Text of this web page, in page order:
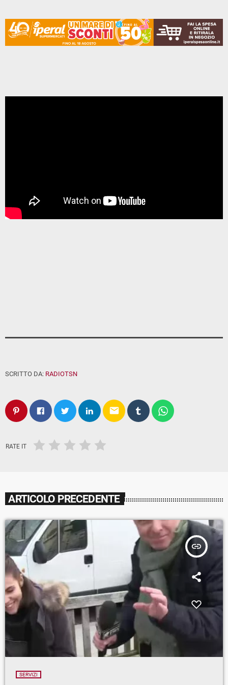
SCRITTO DA: RADIOTSN
email
RATE IT
ARTICOLO PRECEDENTE
insert_link
SERVIZI